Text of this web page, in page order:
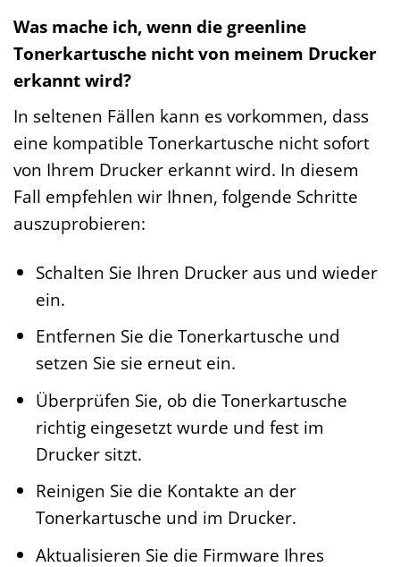
Was mache ich, wenn die greenline
Tonerkartusche nicht von meinem Drucker
erkannt wird?
In seltenen Fällen kann es vorkommen, dass
eine kompatible Tonerkartusche nicht sofort
von Ihrem Drucker erkannt wird. In diesem
Fall empfehlen wir Ihnen, folgende Schritte
auszuprobieren:
Schalten Sie Ihren Drucker aus und wieder
ein.
Entfernen Sie die Tonerkartusche und
setzen Sie sie erneut ein.
Überprüfen Sie, ob die Tonerkartusche
richtig eingesetzt wurde und fest im
Drucker sitzt.
Reinigen Sie die Kontakte an der
Tonerkartusche und im Drucker.
Aktualisieren Sie die Firmware Ihres